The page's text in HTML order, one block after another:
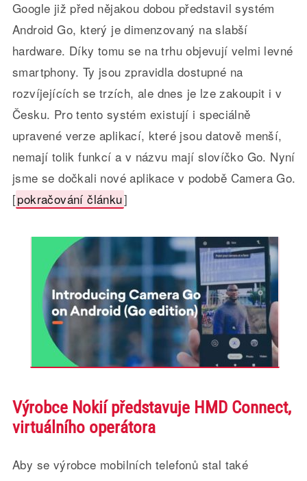
Google již před nějakou dobou představil systém
Android Go, který je dimenzovaný na slabší
hardware. Díky tomu se na trhu objevují velmi levné
smartphony. Ty jsou zpravidla dostupné na
rozvíjejících se trzích, ale dnes je lze zakoupit i v
Česku. Pro tento systém existují i speciálně
upravené verze aplikací, které jsou datově menší,
nemají tolik funkcí a v názvu mají slovíčko Go. Nyní
jsme se dočkali nové aplikace v podobě Camera Go.
[pokračování článku]
Výrobce Nokií představuje HMD Connect,
virtuálního operátora
Aby se výrobce mobilních telefonů stal také